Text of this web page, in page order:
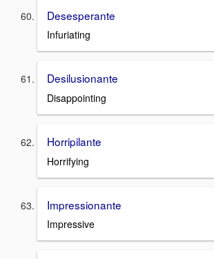
Desesperante
Infuriating
Desilusionante
Disappointing
Horripilante
Horrifying
Impressionante
Impressive